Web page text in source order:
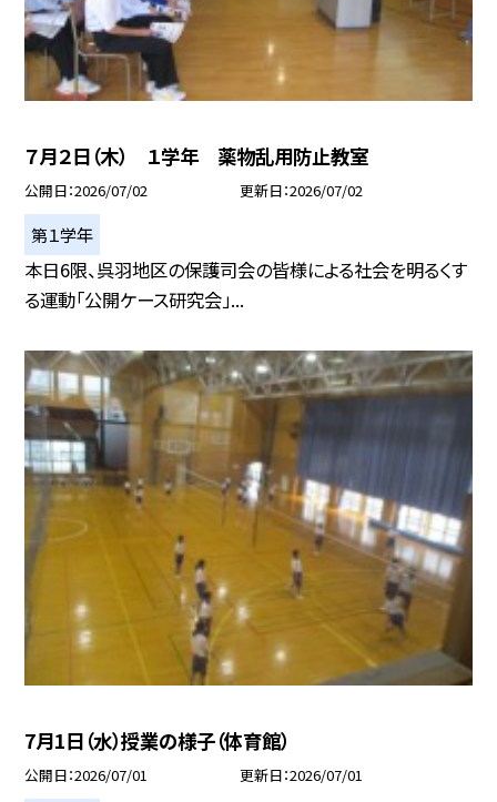
７月２日（木） １学年 薬物乱用防止教室
公開日 2026/07/02 更新日 2026/07/02
第１学年
本日6限、呉羽地区の保護司会の皆様による社会を明るくす
る運動「公開ケース研究会」...
7月1日（水）授業の様子（体育館）
公開日 2026/07/01 更新日 2026/07/01